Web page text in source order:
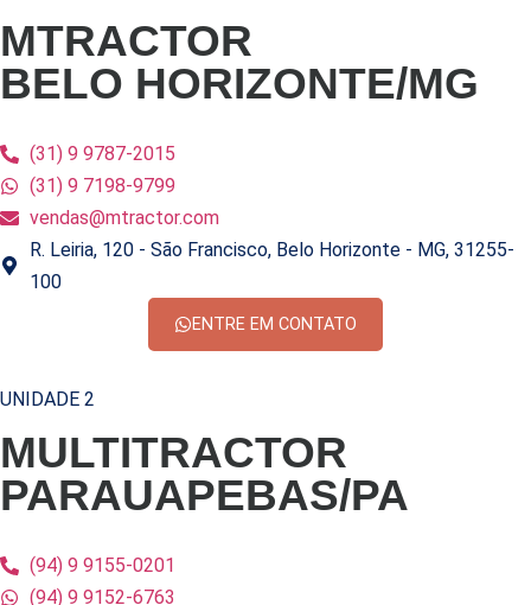
MTRACTOR
BELO HORIZONTE/MG
(31) 9 9787-2015
(31) 9 7198-9799
vendas@mtractor.com
R. Leiria, 120 - São Francisco, Belo Horizonte - MG, 31255-
100
ENTRE EM CONTATO
UNIDADE 2
MULTITRACTOR
PARAUAPEBAS/PA
(94) 9 9155-0201
(94) 9 9152-6763